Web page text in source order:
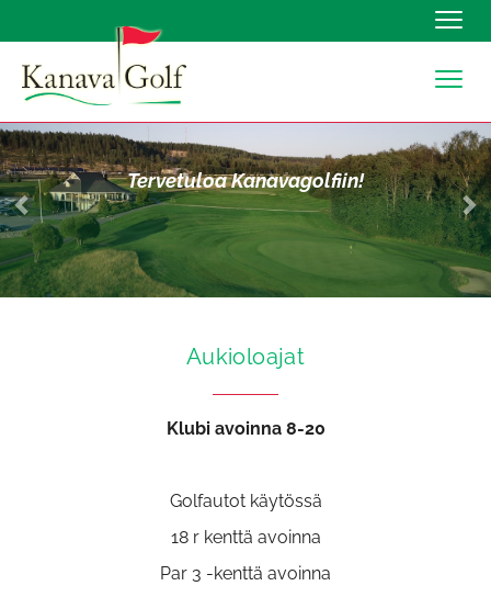
Tervetuloa Kanavagolfiin!
Aukioloajat
Klubi avoinna 8-20
Golfautot käytössä
18 r kenttä avoinna
Par 3 -kenttä avoinna